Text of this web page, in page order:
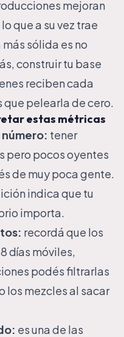
mejoran
que a su vez trae
sólida es no
construir tu base
reciben cada
que pelearla de cero.
estas métricas
tener
pero pocos oyentes
de muy poca gente.
indica que tu
importa.
recordá que los
días móviles,
podés filtrarlas
los mezcles al sacar
es una de las